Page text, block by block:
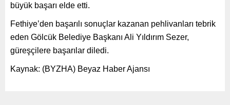
büyük başarı elde etti.
Fethiye’den başarılı sonuçlar kazanan pehlivanları tebrik
eden Gölcük Belediye Başkanı Ali Yıldırım Sezer,
güreşçilere başarılar diledi.
Kaynak: (BYZHA) Beyaz Haber Ajansı